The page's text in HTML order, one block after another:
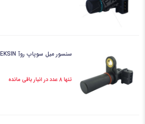
سنسور میل سوپاپ روآ TEKSIN_کونکس
تنها 8 عدد در انبار باقی مانده